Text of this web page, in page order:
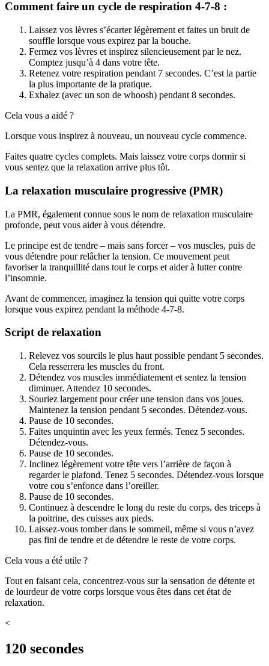
Comment faire un cycle de respiration 4-7-8 :
Laissez vos lèvres s’écarter légèrement et faites un bruit de
souffle lorsque vous expirez par la bouche.
Fermez vos lèvres et inspirez silencieusement par le nez.
Comptez jusqu’à 4 dans votre tête.
Retenez votre respiration pendant 7 secondes. C’est la partie
la plus importante de la pratique.
Exhalez (avec un son de whoosh) pendant 8 secondes.
Cela vous a aidé ?
Lorsque vous inspirez à nouveau, un nouveau cycle commence.
Faites quatre cycles complets. Mais laissez votre corps dormir si
vous sentez que la relaxation arrive plus tôt.
La relaxation musculaire progressive (PMR)
La PMR, également connue sous le nom de relaxation musculaire
profonde, peut vous aider à vous détendre.
Le principe est de tendre – mais sans forcer – vos muscles, puis de
vous détendre pour relâcher la tension. Ce mouvement peut
favoriser la tranquillité dans tout le corps et aider à lutter contre
l’insomnie.
Avant de commencer, imaginez la tension qui quitte votre corps
lorsque vous expirez pendant la méthode 4-7-8.
Script de relaxation
Relevez vos sourcils le plus haut possible pendant 5 secondes.
Cela resserrera les muscles du front.
Détendez vos muscles immédiatement et sentez la tension
diminuer. Attendez 10 secondes.
Souriez largement pour créer une tension dans vos joues.
Maintenez la tension pendant 5 secondes. Détendez-vous.
Pause de 10 secondes.
Faites unquintin avec les yeux fermés. Tenez 5 secondes.
Détendez-vous.
Pause de 10 secondes.
Inclinez légèrement votre tête vers l’arrière de façon à
regarder le plafond. Tenez 5 secondes. Détendez-vous lorsque
votre cou s’enfonce dans l’oreiller.
Pause de 10 secondes.
Continuez à descendre le long du reste du corps, des triceps à
la poitrine, des cuisses aux pieds.
Laissez-vous tomber dans le sommeil, même si vous n’avez
pas fini de tendre et de détendre le reste de votre corps.
Cela vous a été utile ?
Tout en faisant cela, concentrez-vous sur la sensation de détente et
de lourdeur de votre corps lorsque vous êtes dans cet état de
relaxation.
<
120 secondes